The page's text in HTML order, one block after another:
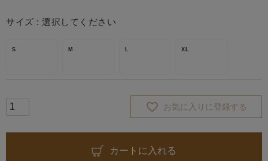
サイズ 選択してください
S M L XL
お気に入りに登録する
カートに入れる